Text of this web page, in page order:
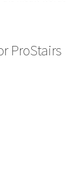
ProStairs